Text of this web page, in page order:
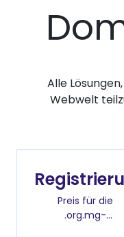
Alle
Webwelt
Preis für die
.org.mg-